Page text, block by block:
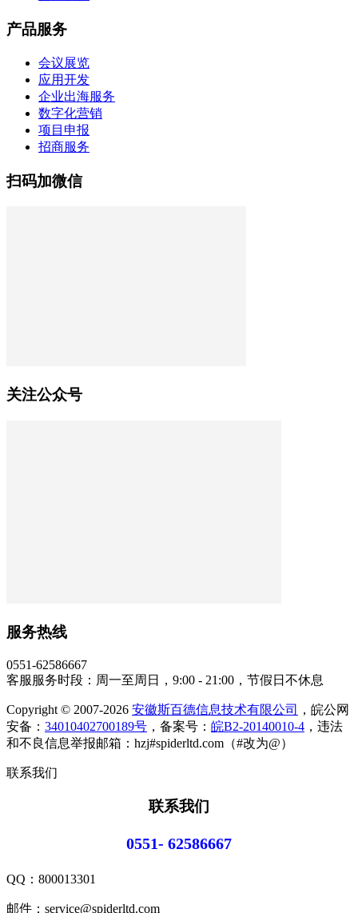
产品服务
会议展览
应用开发
企业出海服务
数字化营销
项目申报
招商服务
扫码加微信
关注公众号
服务热线
0551-62586667
客服服务时段：周一至周日，9:00 - 21:00，节假日不休息
Copyright © 2007-2026 安徽斯百德信息技术有限公司
，皖公网
安备： 34010402700189号 ，备案号： 皖B2-20140010-4 ，违法
和不良信息举报邮箱：hzj#spiderltd.com（#改为@）
联系我们
联系我们
0551- 62586667
QQ： 800013301
邮件：service@spiderltd.com